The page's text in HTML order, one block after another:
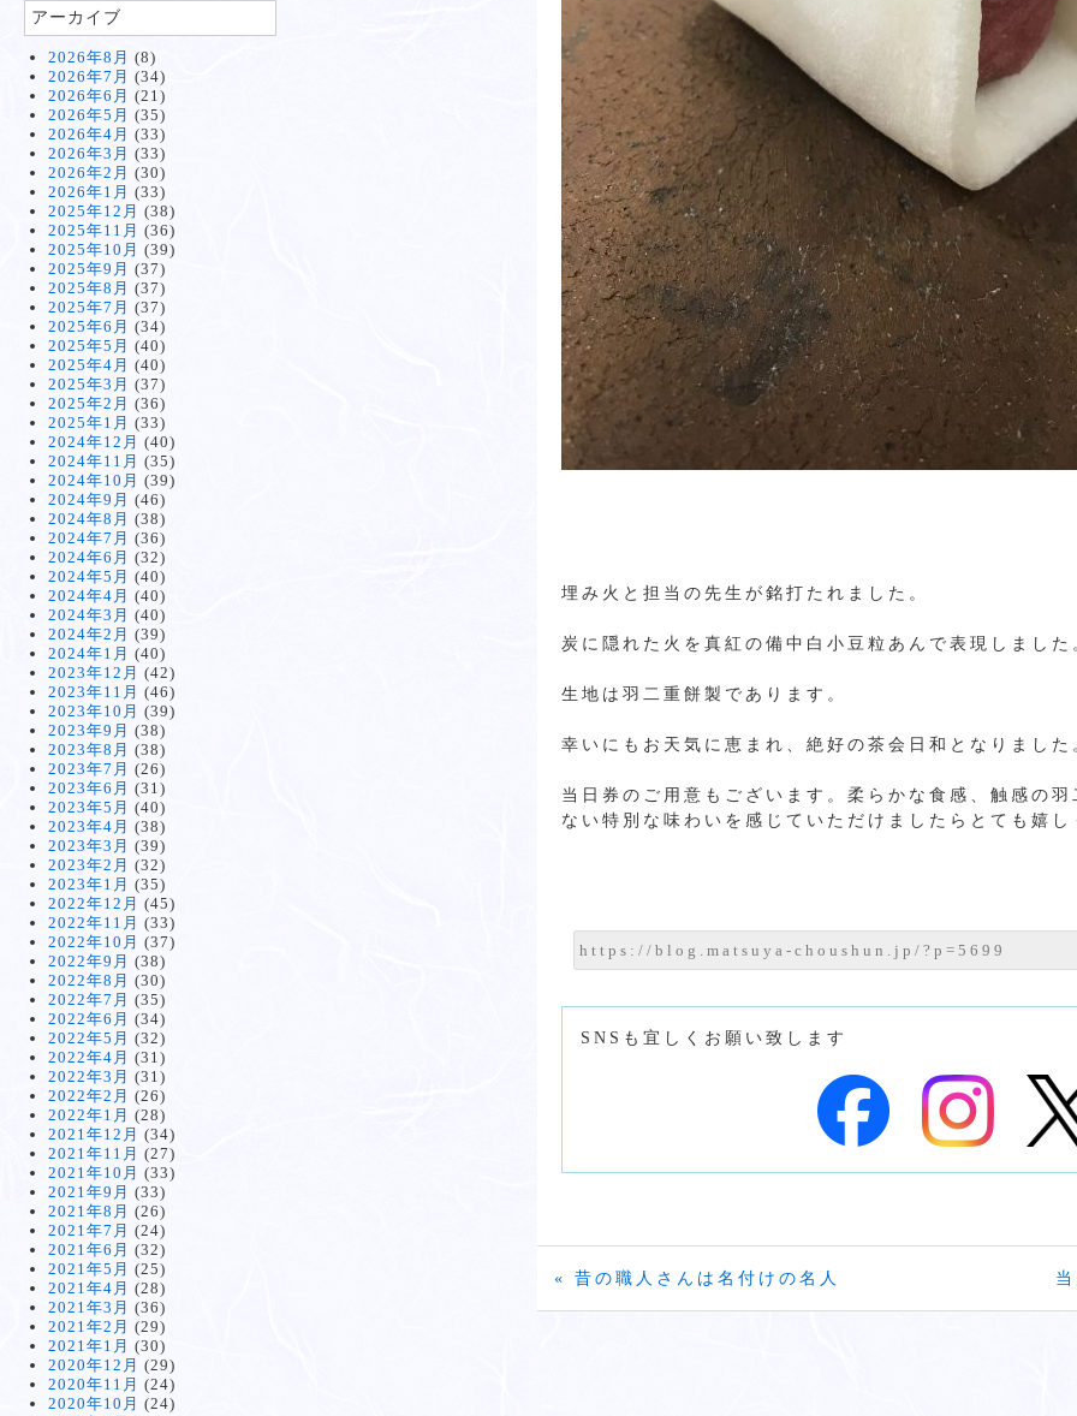
アーカイブ
2026年8月 (8)
2026年7月 (34)
2026年6月 (21)
2026年5月 (35)
2026年4月 (33)
2026年3月 (33)
2026年2月 (30)
2026年1月 (33)
2025年12月 (38)
2025年11月 (36)
2025年10月 (39)
2025年9月 (37)
2025年8月 (37)
2025年7月 (37)
2025年6月 (34)
2025年5月 (40)
2025年4月 (40)
2025年3月 (37)
2025年2月 (36)
2025年1月 (33)
2024年12月 (40)
2024年11月 (35)
2024年10月 (39)
2024年9月 (46)
2024年8月 (38)
2024年7月 (36)
2024年6月 (32)
2024年5月 (40)
2024年4月 (40)
2024年3月 (40)
2024年2月 (39)
2024年1月 (40)
2023年12月 (42)
2023年11月 (46)
2023年10月 (39)
2023年9月 (38)
2023年8月 (38)
2023年7月 (26)
2023年6月 (31)
2023年5月 (40)
2023年4月 (38)
2023年3月 (39)
2023年2月 (32)
2023年1月 (35)
2022年12月 (45)
2022年11月 (33)
2022年10月 (37)
2022年9月 (38)
2022年8月 (30)
2022年7月 (35)
2022年6月 (34)
2022年5月 (32)
2022年4月 (31)
2022年3月 (31)
2022年2月 (26)
2022年1月 (28)
2021年12月 (34)
2021年11月 (27)
2021年10月 (33)
2021年9月 (33)
2021年8月 (26)
2021年7月 (24)
2021年6月 (32)
2021年5月 (25)
2021年4月 (28)
2021年3月 (36)
2021年2月 (29)
2021年1月 (30)
2020年12月 (29)
2020年11月 (24)
2020年10月 (24)
埋み火と担当の先生が銘打たれました。
炭に隠れた火を真紅の備中白小豆粒あんで表現しました
生地は羽二重餅製であります。
幸いにもお天気に恵まれ、絶好の茶会日和となりました
当日券のご用意もございます。柔らかな食感、触感の
ない特別な味わいを感じていただけましたらとても嬉
SNSも宜しくお願い致します
« 昔の職人さんは名付けの名人